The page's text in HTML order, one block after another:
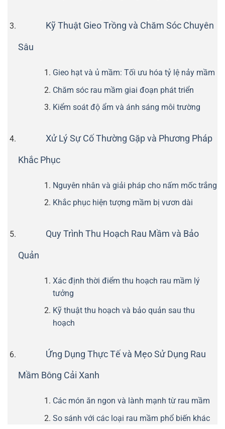
Kỹ Thuật Gieo Trồng và Chăm Sóc Chuyên
Sâu
Gieo hạt và ủ mầm: Tối ưu hóa tỷ lệ nảy mầm
Chăm sóc rau mầm giai đoạn phát triển
Kiểm soát độ ẩm và ánh sáng môi trường
Xử Lý Sự Cố Thường Gặp và Phương Pháp
Khắc Phục
Nguyên nhân và giải pháp cho nấm mốc trắng
Khắc phục hiện tượng mầm bị vươn dài
Quy Trình Thu Hoạch Rau Mầm và Bảo
Quản
Xác định thời điểm thu hoạch rau mầm lý
tưởng
Kỹ thuật thu hoạch và bảo quản sau thu
hoạch
Ứng Dụng Thực Tế và Mẹo Sử Dụng Rau
Mầm Bông Cải Xanh
Các món ăn ngon và lành mạnh từ rau mầm
So sánh với các loại rau mầm phổ biến khác